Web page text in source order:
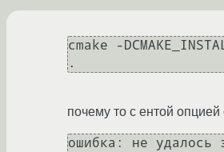
cmake -
.
почему то с ентой опцией
ошибка: не удалось